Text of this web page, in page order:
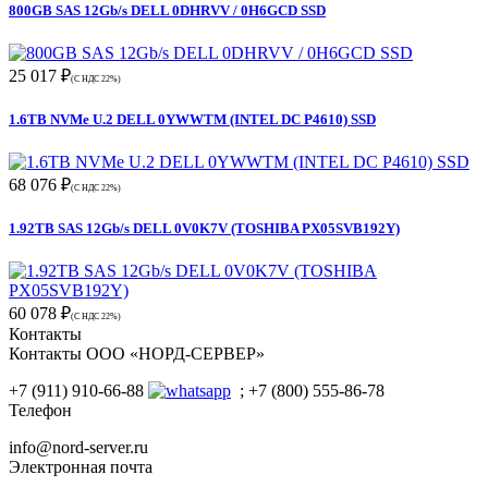
800GB SAS 12Gb/s DELL 0DHRVV / 0H6GCD SSD
25 017 ₽(С НДС 22%)
1.6TB NVMe U.2 DELL 0YWWTM (INTEL DC P4610) SSD
68 076 ₽(С НДС 22%)
1.92TB SAS 12Gb/s DELL 0V0K7V (TOSHIBA PX05SVB192Y)
60 078 ₽(С НДС 22%)
Контакты
Контакты ООО «НОРД-СЕРВЕР»
+7 (911) 910-66-88
; +7 (800) 555-86-78
Телефон
info@nord-server.ru
Электронная почта